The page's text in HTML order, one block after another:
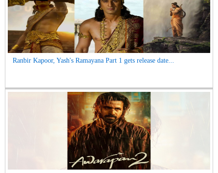
Ranbir Kapoor, Yash's Ramayana Part 1 gets release date...